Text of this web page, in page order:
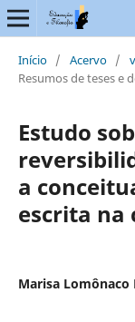
Início / Acervo /
Resumos de teses e
Estudo
a
escrita na
Marisa Lomônaco